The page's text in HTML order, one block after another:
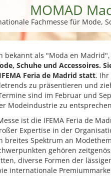
MOMAD
Fachmesse für Mode,
bekannt als "Moda en Madrid",
Schuhe und Accessoires.
Feria de Madrid statt. Ihr
zu präsentieren und
sind im Februar und
Modeindustrie zu
ist die IFEMA Feria de
Expertise in der
breites Spektrum an
gehören
diverse Formen der
internationale